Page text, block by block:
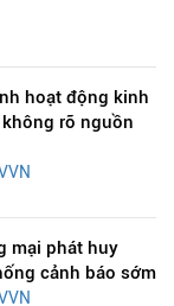
hoạt động kinh
rõ nguồn
mại phát huy
cảnh báo sớm